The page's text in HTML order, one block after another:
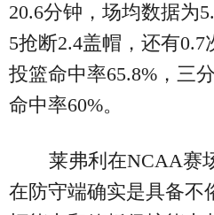
20.6分钟，场均数据为
5抢断2.4盖帽，还有0.7
投篮命中率65.8%，三
命中率60%。
莱弗利在NCAA赛
在防守端确实是具备不